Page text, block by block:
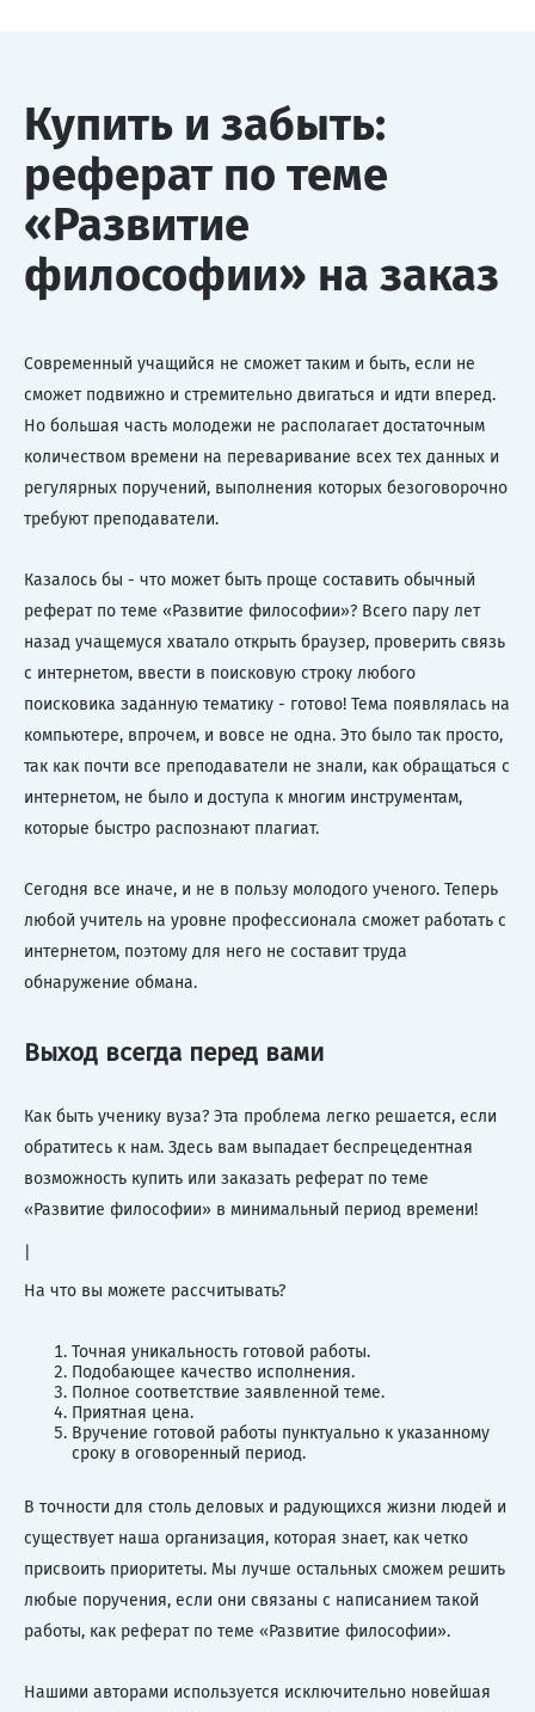
Купить и забыть:
реферат по теме
«Развитие
философии» на заказ
Современный учащийся не сможет таким и быть, если не
сможет подвижно и стремительно двигаться и идти вперед.
Но большая часть молодежи не располагает достаточным
количеством времени на переваривание всех тех данных и
регулярных поручений, выполнения которых безоговорочно
требуют преподаватели.
Казалось бы - что может быть проще составить обычный
реферат по теме «Развитие философии»? Всего пару лет
назад учащемуся хватало открыть браузер, проверить связь
с интернетом, ввести в поисковую строку любого
поисковика заданную тематику - готово! Тема появлялась на
компьютере, впрочем, и вовсе не одна. Это было так просто,
так как почти все преподаватели не знали, как обращаться с
интернетом, не было и доступа к многим инструментам,
которые быстро распознают плагиат.
Сегодня все иначе, и не в пользу молодого ученого. Теперь
любой учитель на уровне профессионала сможет работать с
интернетом, поэтому для него не составит труда
обнаружение обмана.
Выход всегда перед вами
Как быть ученику вуза? Эта проблема легко решается, если
обратитесь к нам. Здесь вам выпадает беспрецедентная
возможность купить или заказать реферат по теме
«Развитие философии» в минимальный период времени!
На что вы можете рассчитывать?
Точная уникальность готовой работы.
Подобающее качество исполнения.
Полное соответствие заявленной теме.
Приятная цена.
Вручение готовой работы пунктуально к указанному
сроку в оговоренный период.
В точности для столь деловых и радующихся жизни людей и
существует наша организация, которая знает, как четко
присвоить приоритеты. Мы лучше остальных сможем решить
любые поручения, если они связаны с написанием такой
работы, как реферат по теме «Развитие философии».
Нашими авторами используется исключительно новейшая